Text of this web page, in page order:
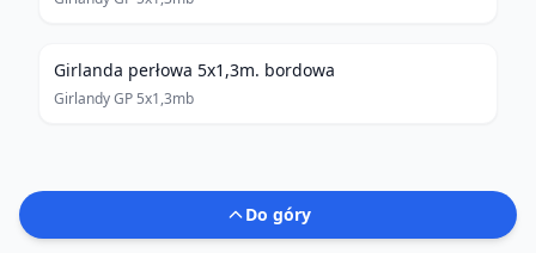
Girlanda perłowa 5x1,3m. bordowa
Girlandy GP 5x1,3mb
Do góry